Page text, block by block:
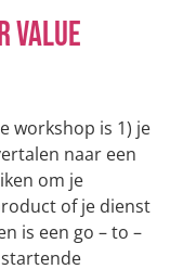
value
workshop is 1) je
naar een
om je
of je dienst
is een go – to –